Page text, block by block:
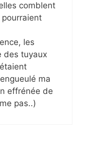
comblent
les
des tuyaux
ma
effrénée de
pas..)